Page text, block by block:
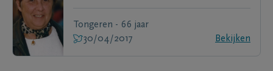
Tongeren - 66 jaar
30/04/2017
Bekijken